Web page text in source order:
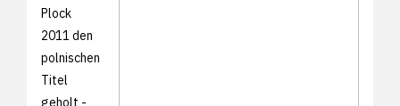
Plock
2011 den
polnischen
Titel
geholt -